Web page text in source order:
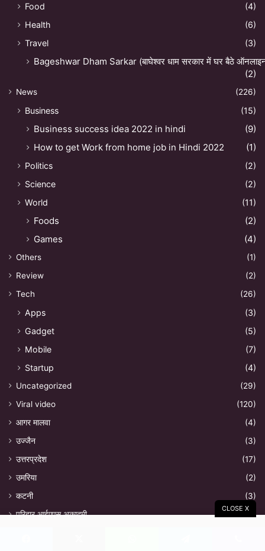
Food
(4)
Health
(6)
Travel
(3)
Bageshwar Dham Sarkar (बाघेश्वर धाम सरकार में घर बैठे
(2)
News (226)
Business (15)
Business success idea 2022 in hindi
(9)
How to get Work from home job in Hindi 2022
(1)
Politics
(2)
Science
(2)
World
(11)
Foods
(2)
Games
(4)
Others
(1)
Review
(2)
Tech
(26)
Apps
(3)
Gadget
(5)
Mobile
(7)
Startup
(4)
Uncategorized
(29)
Viral video
(120)
आगर मालवा
(4)
उज्जैन
(3)
उत्तरप्रदेश
(17)
उमरिया
(2)
कटनी
(3)
परिहार आईएएस अकादमी
CLOSE X